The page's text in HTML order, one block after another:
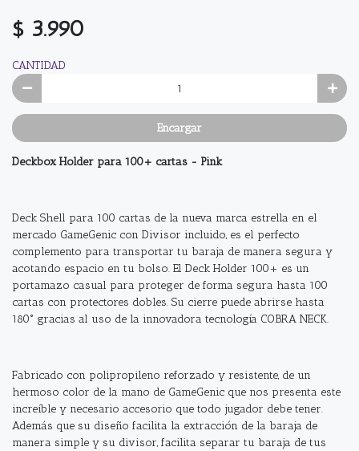
$ 3.990
CANTIDAD
Encargar
Deckbox Holder para 100+ cartas - Pink
Deck Shell para 100 cartas de la nueva marca estrella en el
mercado GameGenic con Divisor incluido, es el perfecto
complemento para transportar tu baraja de manera segura y
acotando espacio en tu bolso. El Deck Holder 100+ es un
portamazo casual para proteger de forma segura hasta 100
cartas con protectores dobles. Su cierre puede abrirse hasta
180° gracias al uso de la innovadora tecnología COBRA NECK.
Fabricado con polipropileno reforzado y resistente, de un
hermoso color de la mano de GameGenic que nos presenta este
increíble y necesario accesorio que todo jugador debe tener.
Además que su diseño facilita la extracción de la baraja de
manera simple y su divisor, facilita separar tu baraja de tus